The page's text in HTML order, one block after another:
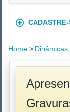
Home > Dinâmicas